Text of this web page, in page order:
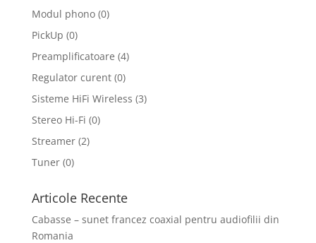
Modul phono (0)
PickUp (0)
Preamplificatoare (4)
Regulator curent (0)
Sisteme HiFi Wireless (3)
Stereo Hi-Fi (0)
Streamer (2)
Tuner (0)
Articole Recente
Cabasse – sunet francez coaxial pentru audiofilii din
Romania